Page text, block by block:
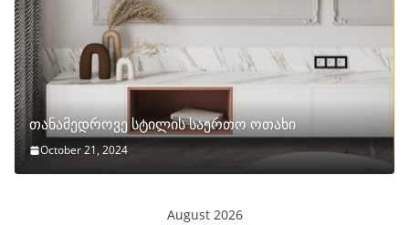
თანამედროვე სტილის საერთო ოთახი
October 21, 2024
August 2026